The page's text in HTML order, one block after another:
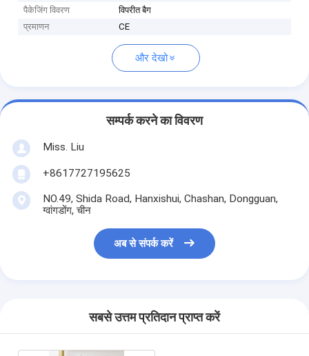
पैकेजिंग विवरण
विपरीत बैग
प्रमाणन
CE
और देखो
सम्पर्क करने का विवरण
Miss. Liu
+8617727195625
NO.49, Shida Road, Hanxishui, Chashan, Dongguan,
ग्वांगडोंग, चीन
अब से संपर्क करें
सबसे उत्तम प्रतिदान प्राप्त करें